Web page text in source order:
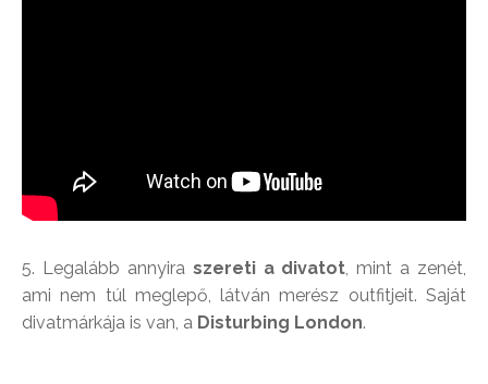
5. Legalább annyira szereti a divatot, mint a zenét,
ami nem túl meglepő, látván merész outfitjeit. Saját
divatmárkája is van, a Disturbing London.